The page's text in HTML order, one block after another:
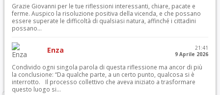
Grazie Giovanni per le tue riflessioni interessanti, chiare, pacate e
ferme. Auspico la risoluzione positiva della vicenda, e che possano
essere superate le difficoltà di qualsiasi natura, affinché i cittadini
possano...
Enza
21:41
9 Aprile 2026
Condivido ogni singola parola di questa riflessione ma ancor di più
la conclusione: “Da qualche parte, a un certo punto, qualcosa si è
interrotto. Il processo collettivo che aveva iniziato a trasformare
questo luogo si...